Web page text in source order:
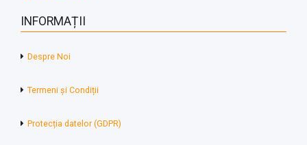
INFORMAȚII
Despre Noi
Termeni și Condiții
Protecția datelor (GDPR)